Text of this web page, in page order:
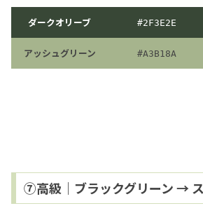
ダークオリーブ #2F3E2E
アッシュグリーン #A3B18A
⑦高級｜ブラックグリーン →